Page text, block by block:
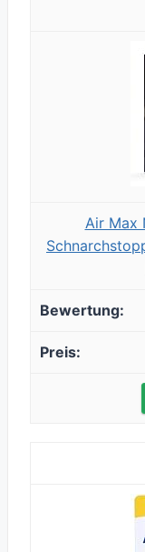
Air Max